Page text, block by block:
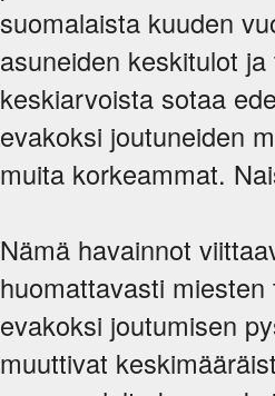
suomalaista kuuden
asuneiden keskitulot
keskiarvoista sotaa
evakoksi joutuneiden
muita korkeammat.
Nämä havainnot
huomattavasti
evakoksi joutumisen
muuttivat